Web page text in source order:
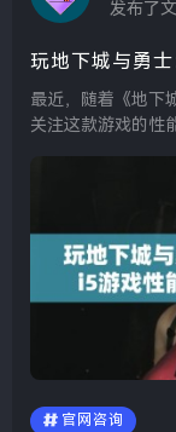
发布了
玩地下城与勇
最近，随着《地下
关注这款游戏的性
官网咨询